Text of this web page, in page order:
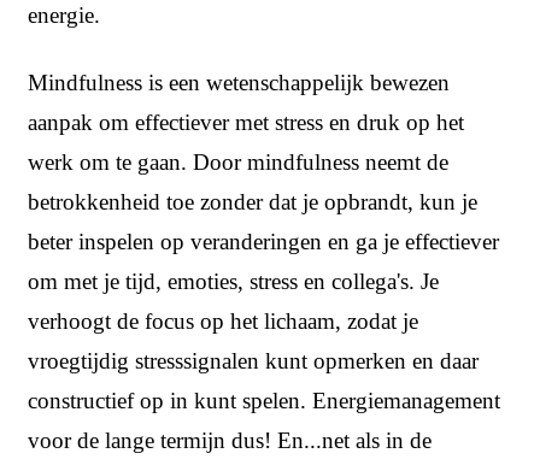
energie.
Mindfulness is een wetenschappelijk bewezen
aanpak om effectiever met stress en druk op het
werk om te gaan. Door mindfulness neemt de
betrokkenheid toe zonder dat je opbrandt, kun je
beter inspelen op veranderingen en ga je effectiever
om met je tijd, emoties, stress en collega's. Je
verhoogt de focus op het lichaam, zodat je
vroegtijdig stresssignalen kunt opmerken en daar
constructief op in kunt spelen. Energiemanagement
voor de lange termijn dus! En...net als in de